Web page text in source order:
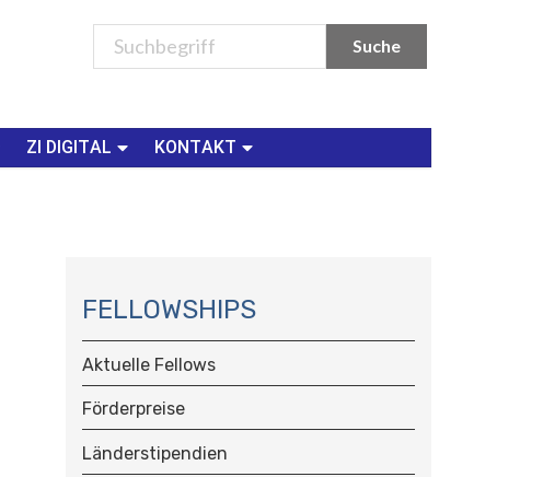
ZI DIGITAL
KONTAKT
A
V
I
G
A
T
I
FELLOWSHIPS
Aktuelle Fellows
Förderpreise
Länderstipendien